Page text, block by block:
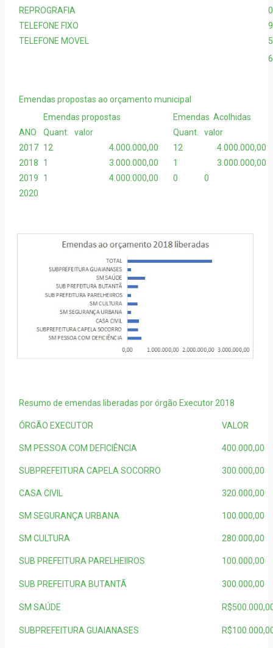
REPROGRAFIA
TELEFONE FIXO
TELEFONE MOVEL
Emendas propostas ao orçamento municipal
Emendas propostas
Emendas Acolhidas
ANO
Quant. valor Quant.
valor
2017 12 4.000.000,00 12
4.000.000,00
2018
1 3.000.000,00 1
3.000.000,00
2019
1 4.000.000,00 0
0
2020
Resumo de emendas liberadas por órgão Executor 2018
ÓRGÃO EXECUTOR VALOR
SM PESSOA COM DEFICIÊNCIA 400.000,00
SUBPREFEITURA CAPELA SOCORRO 300.000,00
CASA CIVIL 320.000,00
SM SEGURANÇA URBANA 100.000,00
SM CULTURA 280.000,00
SUB PREFEITURA PARELHEIIROS 100.000,00
SUB PREFEITURA BUTANTÃ 300.000,00
SM SAÚDE
SUBPREFEITURA GUAIANASES